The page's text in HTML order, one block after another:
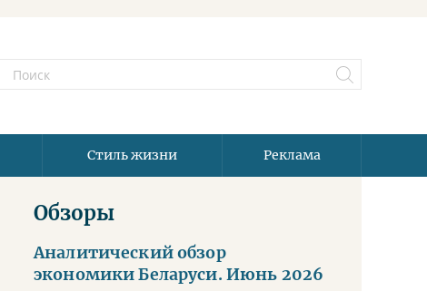
Стиль жизни Реклама
Обзоры
Аналитический обзор
экономики Беларуси. Июнь 2026